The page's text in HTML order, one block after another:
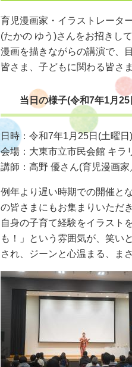
育児漫画家・イラストレータ
(たかの ゆう)さんをお招きし
漫画を描きながらの講演で、
皆さま、子どもに関わる皆さ
当日の様子(令和7年1月25
日時：令和7年1月25日(土曜
会場：大東市立市民会館 キラ
講師：高野 優さん(育児漫画
例年より遅い時期での開催と
の皆さまにもお集まりいただ
自身の子育て経験をイラスト
も！」という雰囲気が、笑い
され、ジーンと心温まる、ま